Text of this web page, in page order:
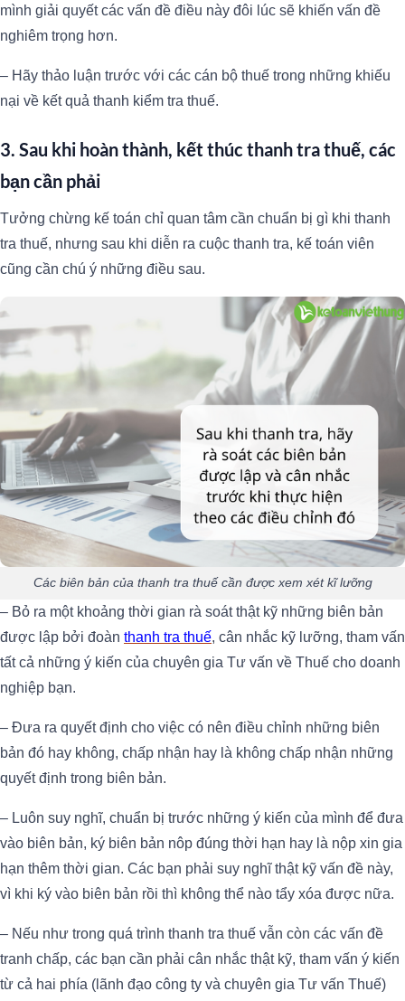
mình giải quyết các vấn đề điều này đôi lúc sẽ khiến vấn đề
nghiêm trọng hơn.
– Hãy thảo luận trước với các cán bộ thuế trong những khiếu
nại về kết quả thanh kiểm tra thuế.
3. Sau khi hoàn thành, kết thúc thanh tra thuế, các
bạn cần phải
Tưởng chừng kế toán chỉ quan tâm cần chuẩn bị gì khi thanh
tra thuế, nhưng sau khi diễn ra cuộc thanh tra, kế toán viên
cũng cần chú ý những điều sau.
Các biên bản của thanh tra thuế cần được xem xét kĩ lưỡng
– Bỏ ra một khoảng thời gian rà soát thật kỹ những biên bản
được lập bởi đoàn thanh tra thuế, cân nhắc kỹ lưỡng, tham vấn
tất cả những ý kiến của chuyên gia Tư vấn về Thuế cho doanh
nghiệp bạn.
– Đưa ra quyết định cho việc có nên điều chỉnh những biên
bản đó hay không, chấp nhận hay là không chấp nhận những
quyết định trong biên bản.
– Luôn suy nghĩ, chuẩn bị trước những ý kiến của mình để đưa
vào biên bản, ký biên bản nôp đúng thời hạn hay là nộp xin gia
hạn thêm thời gian. Các bạn phải suy nghĩ thật kỹ vấn đề này,
vì khi ký vào biên bản rồi thì không thể nào tẩy xóa được nữa.
– Nếu như trong quá trình thanh tra thuế vẫn còn các vấn đề
tranh chấp, các bạn cần phải cân nhắc thật kỹ, tham vấn ý kiến
từ cả hai phía (lãnh đạo công ty và chuyên gia Tư vấn Thuế)